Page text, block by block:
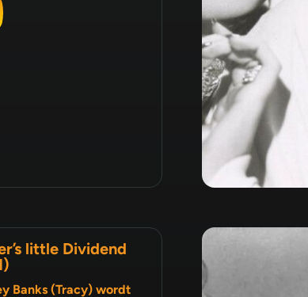
little Dividend
Banks (Tracy) wordt